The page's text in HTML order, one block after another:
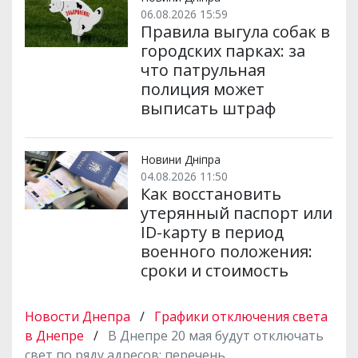
06.08.2026 15:59
Правила выгула собак в
городских парках: за
что патрульная
полиция может
выписать штраф
Новини Дніпра
04.08.2026 11:50
Как восстановить
утерянный паспорт или
ID-карту в период
военного положения:
сроки и стоимость
Новости Днепра / Графики отключения света
в Днепре / В Днепре 20 мая будут отключать